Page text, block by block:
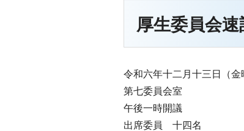
厚生委員会
令和六年十二月十三日（金
第七委員会室
午後一時開議
出席委員 十四名